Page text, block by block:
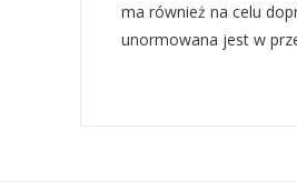
ma również na celu
unormowana jest w